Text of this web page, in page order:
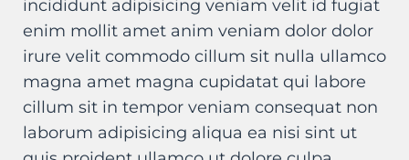
incididunt adipisicing veniam velit id fugiat
enim mollit amet anim veniam dolor dolor
irure velit commodo cillum sit nulla ullamco
magna amet magna cupidatat qui labore
cillum sit in tempor veniam consequat non
laborum adipisicing aliqua ea nisi sint ut